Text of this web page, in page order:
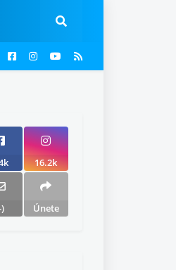
16.2k
Únete